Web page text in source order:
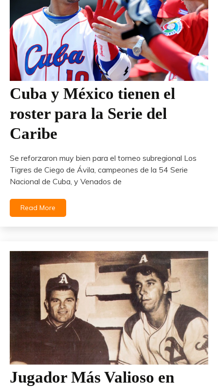
Cuba y México tienen el
roster para la Serie del
Caribe
Se reforzaron muy bien para el torneo subregional Los
Tigres de Ciego de Ávila, campeones de la 54 Serie
Nacional de Cuba, y Venados de
Read More
Jugador Más Valioso en